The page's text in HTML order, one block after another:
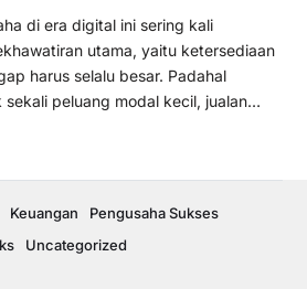
di era digital ini sering kali
utama, yaitu ketersediaan
harus selalu besar. Padahal
peluang modal kecil, jualan…
Keuangan
Pengusaha Sukses
Uncategorized